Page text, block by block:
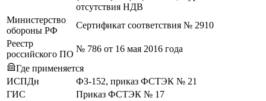
отсутствия НДВ
Министерство
обороны РФ
Сертификат соответствия № 2910
Реестр
российского ПО
№ 786 от 16 мая 2016 года
Где применяется
ИСПДн
ФЗ-152, приказ ФСТЭК № 21
ГИС
Приказ ФСТЭК № 17